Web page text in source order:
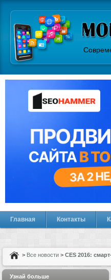
Главная Контакты
> Все новости > CES 2016:
Узнай больше